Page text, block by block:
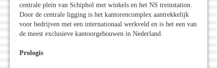
centrale plein van Schiphol met winkels en het NS treinstation.
Door de centrale ligging is het kantorencomplex aantrekkelijk
voor bedrijven met een internationaal werkveld en is het een van
de meest exclusieve kantoorgebouwen in Nederland.
Prologis